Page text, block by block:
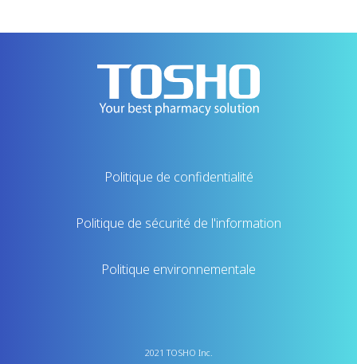
Politique de confidentialité
Politique de sécurité de l'information
Politique environnementale
2021 TOSHO Inc.